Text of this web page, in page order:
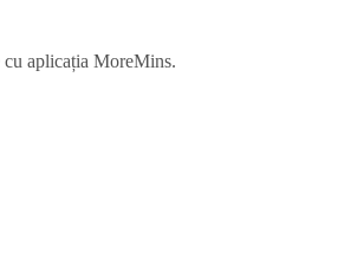
cu aplicația MoreMins.